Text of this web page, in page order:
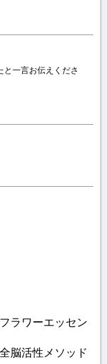
と一言お伝えくださ
ラワーエッセン
脳活性メソッド